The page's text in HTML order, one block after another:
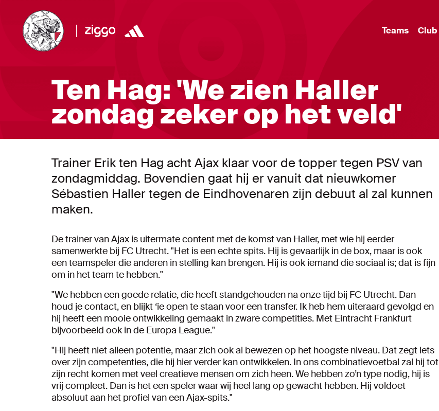
Teams Club
Ten Hag: 'We zien Haller
zondag zeker op het veld'
Trainer Erik ten Hag acht Ajax klaar voor de topper tegen PSV van
zondagmiddag. Bovendien gaat hij er vanuit dat nieuwkomer
Sébastien Haller tegen de Eindhovenaren zijn debuut al zal kunnen
maken.
De trainer van Ajax is uitermate content met de komst van Haller, met wie hij eerder
samenwerkte bij FC Utrecht. "Het is een echte spits. Hij is gevaarlijk in de box, maar is ook
een teamspeler die anderen in stelling kan brengen. Hij is ook iemand die sociaal is; dat is fijn
om in het team te hebben."
"We hebben een goede relatie, die heeft standgehouden na onze tijd bij FC Utrecht. Dan
houd je contact, en blijkt ‘ie open te staan voor een transfer. Ik heb hem uiteraard gevolgd en
hij heeft een mooie ontwikkeling gemaakt in zware competities. Met Eintracht Frankfurt
bijvoorbeeld ook in de Europa League."
"Hij heeft niet alleen potentie, maar zich ook al bewezen op het hoogste niveau. Dat zegt iets
over zijn competenties, die hij hier verder kan ontwikkelen. In ons combinatievoetbal zal hij tot
zijn recht komen met veel creatieve mensen om zich heen. We hebben zo’n type nodig, hij is
vrij compleet. Dan is het een speler waar wij heel lang op gewacht hebben. Hij voldoet
absoluut aan het profiel van een Ajax-spits."